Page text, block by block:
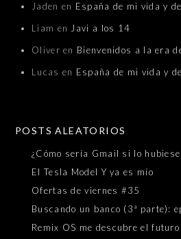
Jaden en España de mi vida y
Liam en Javi a los 14
Oliver en Bienvenidos a la era
Lucas en España de mi vida y
POSTS ALEATORIOS
¿Cómo sería Gmail si lo
El Tesla Model Y ya es mío
Ofertas de viernes #35
Buscando un banco (3ª parte):
Remix OS me descubre el futuro